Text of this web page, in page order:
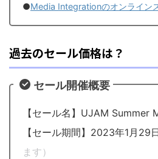
●Media Integrationのオンライン
過去のセール価格は？
セール開催概要
【セール名】UJAM Summer
【セール期間】2023年1月29
ます）